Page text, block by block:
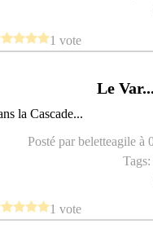
1 vote
Le
Posté par beletteagile à
Tags:
1 vote